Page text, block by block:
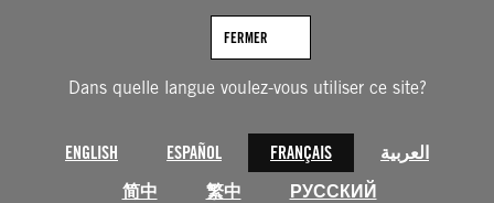
Dans quelle langue voulez-vous utiliser ce site?
ENGLISH ESPAÑOL FRANÇAIS
العربية
简中
繁中 РУССКИЙ
FERMER